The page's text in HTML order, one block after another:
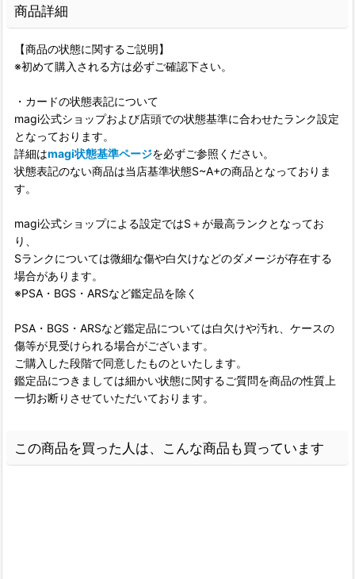
商品詳細
【商品の状態に関するご説明】
※初めて購入される方は必ずご確認下さい。
・カードの状態表記について
magi公式ショップおよび店頭での状態基準に合わせたランク設定
となっております。
詳細はmagi状態基準ページを必ずご参照ください。
状態表記のない商品は当店基準状態S~A+の商品となっておりま
す。
magi公式ショップによる設定ではS＋が最高ランクとなってお
り、
Sランクについては微細な傷や白欠けなどのダメージが存在する
場合があります。
※PSA・BGS・ARSなど鑑定品を除く
PSA・BGS・ARSなど鑑定品については白欠けや汚れ、ケースの
傷等が見受けられる場合がございます。
ご購入した段階で同意したものといたします。
鑑定品につきましては細かい状態に関するご質問を商品の性質上
一切お断りさせていただいております。
この商品を買った人は、こんな商品も買っています